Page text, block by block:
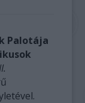
Palotája